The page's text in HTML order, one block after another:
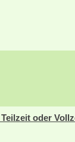
oder